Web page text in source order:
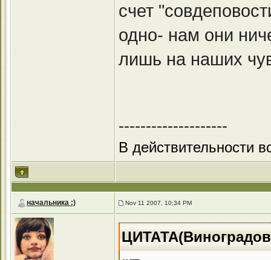
счет
одно- нам они
лишь на наших
--------------------
В действительности
начальника :) Nov 11 2007, 10:34 PM
ЦИТАТА(Виноградов